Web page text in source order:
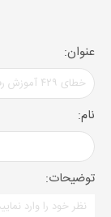
عنوان:
نام:
توضیحات: